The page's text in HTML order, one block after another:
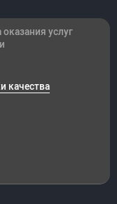
оказания услуг
качества